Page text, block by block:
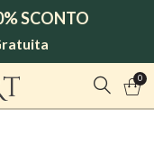
SCONTO
0